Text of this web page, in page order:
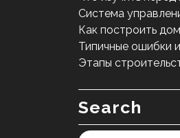
Система
Как построить
Типичные ошибки
Этапы
Search